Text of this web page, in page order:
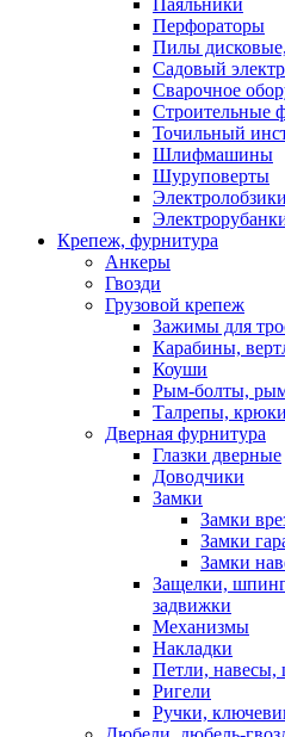
Перфораторы
Пилы
Садовый
Сварочное
Строительные
Точильный
Шлифмашины
Шуруповерты
Электролобзики
Крепеж, фурнитура
Анкеры
Гвозди
Грузовой крепеж
Зажимы для
Карабины,
Коуши
Рым-болты,
Талрепы, крюки
Дверная фурнитура
Глазки дверные
Доводчики
Замки
Замки
Замки
Замки
Защелки,
задвижки
Механизмы
Накладки
Петли,
Ригели
Ручки,